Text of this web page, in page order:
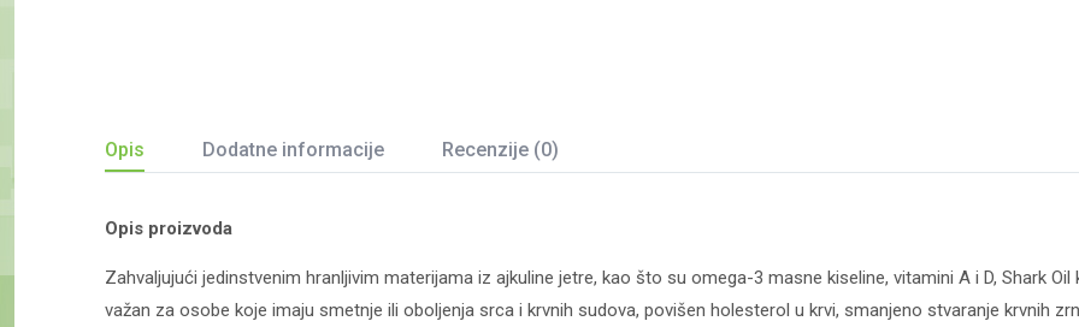
Opis Dodatne informacije Recenzije (0)
Opis proizvoda
Zahvaljujući jedinstvenim hranljivim materijama iz ajkuline jetre, kao što su omega-3 masne kiseline, vitamini A i D, Shark
važan za osobe koje imaju smetnje ili oboljenja srca i krvnih sudova, povišen holesterol u krvi, smanjeno stvaranje krvnih